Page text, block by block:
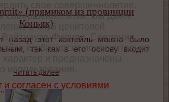
(прямиком из провинции
Коньяк)
назад этот коктейль можно было
так как в его основу входит
Читать далее
совершеннолетие, Вы даете
в клуб ценителей
Вайтнауэр-Филипп. Сведения,
клуба, носят исключительно
и предназначены
использования.
согласен с условиями